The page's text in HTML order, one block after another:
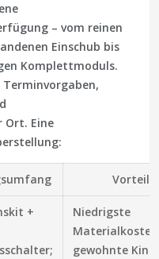
– vom reinen
Einschub bis
Komplettmoduls.
Eine
Vorteile
+
Niedrigste
gewohnte